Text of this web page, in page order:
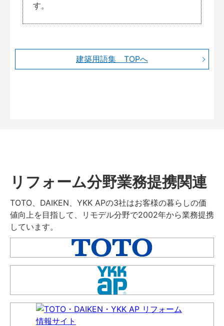
す。
建築用語集 TOPへ
リフォーム分野業務提携関連
TOTO、DAIKEN、YKK APの3社はお客様の暮らしの価
値向上を目指して、リモデル分野で2002年から業務提携
しています。